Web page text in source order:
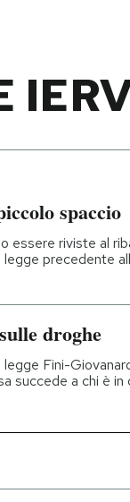
spaccio
essere riviste al
precedente
droghe
Fini-
succede a chi è in